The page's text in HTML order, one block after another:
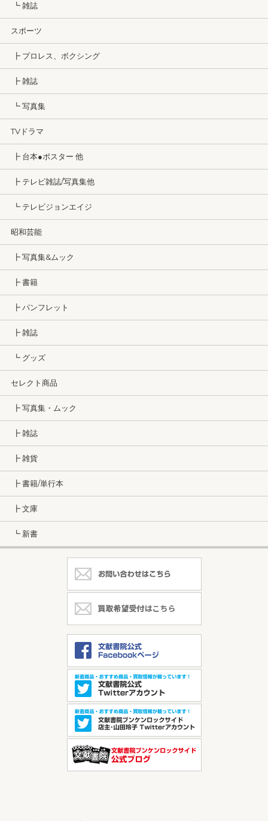
┗ 雑誌
スポーツ
┣ プロレス、ボクシング
┣ 雑誌
┗ 写真集
TVドラマ
┣ 台本●ポスター 他
┣ テレビ雑誌/写真集他
┗ テレビジョンエイジ
昭和芸能
┣ 写真集&ムック
┣ 書籍
┣ パンフレット
┣ 雑誌
┗ グッズ
セレクト商品
┣ 写真集・ムック
┣ 雑誌
┣ 雑貨
┣ 書籍/単行本
┣ 文庫
┗ 新書